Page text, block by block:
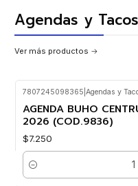
Agendas y Tacos
Ver más productos
7807245098365 Agendas y
AGENDA BUHO
2026 (COD.9836)
$7.250
Cantidad